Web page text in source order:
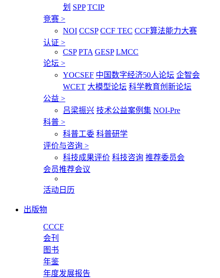
划 SPP TCIP
竞赛 >
NOI CCSP CCF TEC CCF算法能力大赛
认证 >
CSP PTA GESP LMCC
论坛 >
YOCSEF 中国数字经济50人论坛 企智会
WCET 大模型论坛 科学教育创新论坛
公益 >
吕梁振兴 技术公益案例集 NOI-Pre
科普 >
科普工委 科普研学
评价与咨询 >
科技成果评价 科技咨询 推荐委员会
会员推荐会议
活动日历
出版物
CCCF
会刊
图书
年鉴
年度发展报告